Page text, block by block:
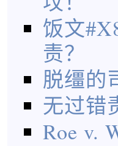
饭文
责？
脱缰的
无过错
Roe v.